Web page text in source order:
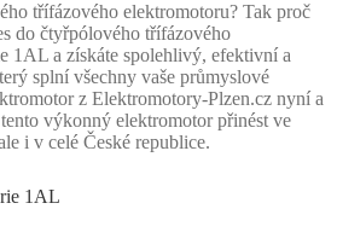
třífázového elektromotoru? Tak proč
do čtyřpólového třífázového
1AL a získáte spolehlivý, efektivní a
splní všechny vaše průmyslové
z Elektromotory-Plzen.cz nyní a
výkonný elektromotor přinést ve
i v celé České republice.
1AL